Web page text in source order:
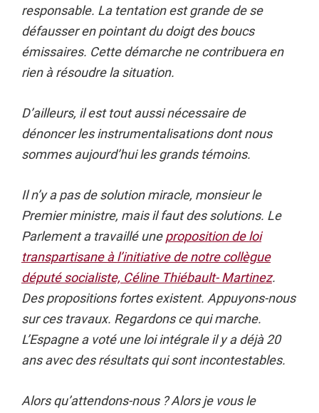
responsable. La tentation est grande de se
défausser en pointant du doigt des boucs
émissaires. Cette démarche ne contribuera en
rien à résoudre la situation.
D’ailleurs, il est tout aussi nécessaire de
dénoncer les instrumentalisations dont nous
sommes aujourd’hui les grands témoins.
Il n’y a pas de solution miracle, monsieur le
Premier ministre, mais il faut des solutions. Le
Parlement a travaillé uneproposition de loi
transpartisane à l’initiative de notre collègue
député socialiste, Céline Thiébault- Martinez.
Des propositions fortes existent. Appuyons-nous
sur ces travaux. Regardons ce qui marche.
L’Espagne a voté une loi intégrale il y a déjà 20
ans avec des résultats qui sont incontestables.
Alors qu’attendons-nous ? Alors je vous le